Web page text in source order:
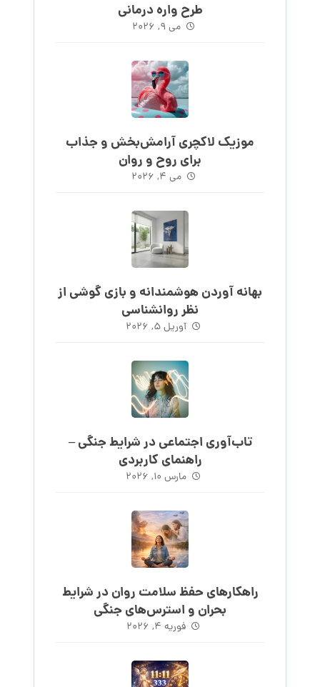
طرح واره درمانی
می ۹, ۲۰۲۶
موزیک لاکچری آرامش‌بخش‌ و جذاب‌
برای روح و روان
می ۴, ۲۰۲۶
بهانه آوردن هوشمندانه و بازی گوشی از
نظر روانشناسی
آوریل ۵, ۲۰۲۶
تاب‌آوری اجتماعی در شرایط جنگی –
راهنمای کاربردی
مارس ۱۰, ۲۰۲۶
راهکارهای حفظ سلامت روان در شرایط
بحران و استرس‌های جنگی
فوریه ۴, ۲۰۲۶